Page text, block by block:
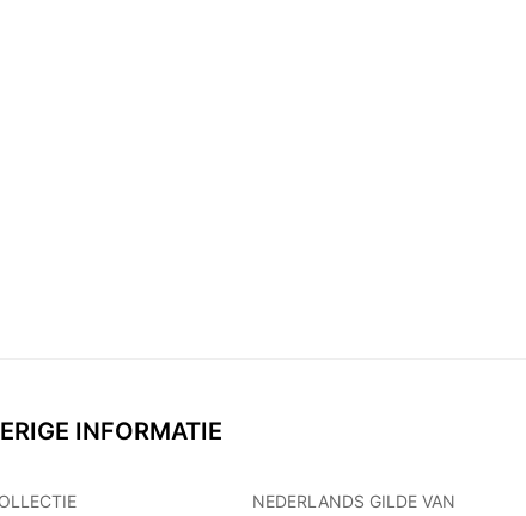
INFORMATIE
NEDERLANDS GILDE VAN